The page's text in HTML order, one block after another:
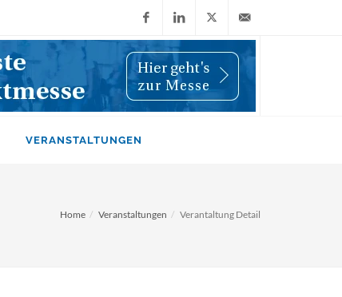
FacebookLinkedIn
X
(Twitter)
info@wiwi-
VERANSTALTUNGEN
Home Veranstaltungen Verantaltung Detail